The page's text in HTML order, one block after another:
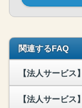
関連するFAQ